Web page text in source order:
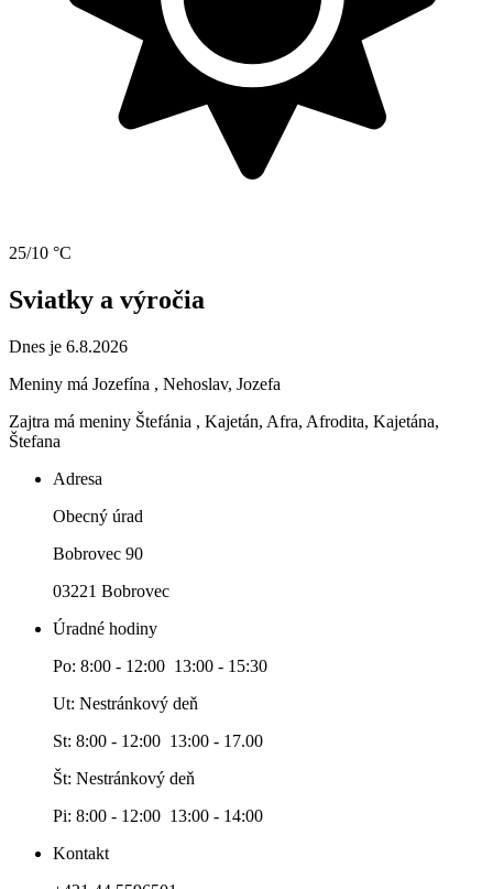
25/10 °C
Sviatky a výročia
Dnes je 6.8.2026
Meniny má Jozefína , Nehoslav, Jozefa
Zajtra má meniny Štefánia , Kajetán, Afra, Afrodita, Kajetána,
Štefana
Adresa
Obecný úrad
Bobrovec 90
03221 Bobrovec
Úradné hodiny
Po: 8:00 - 12:00 13:00 - 15:30
Ut: Nestránkový deň
St: 8:00 - 12:00 13:00 - 17.00
Št: Nestránkový deň
Pi: 8:00 - 12:00 13:00 - 14:00
Kontakt